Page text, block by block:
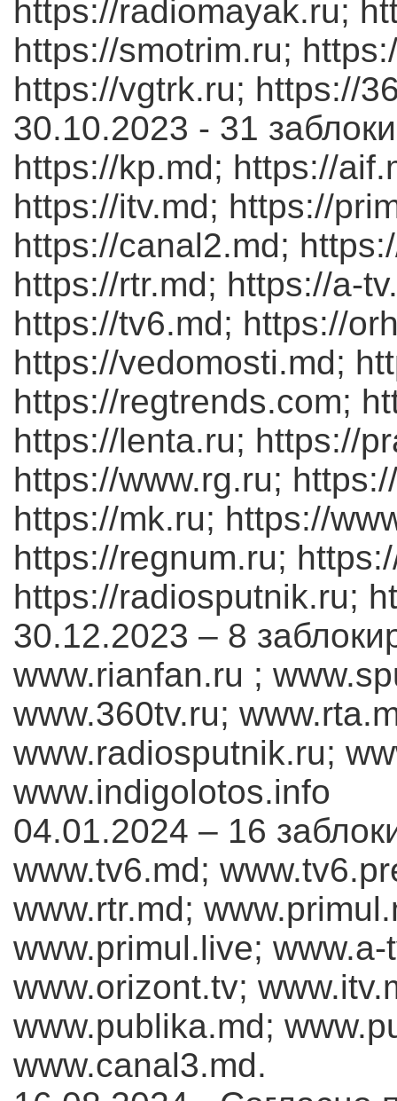
https://radiomayak.ru;
https://smotrim.ru;
https://vgtrk.ru; https://
30.10.2023 - 31
https://kp.md; https://
https://itv.md; https://
https://canal2.md;
https://rtr.md; https://a-
https://tv6.md; https://
https://vedomosti.md;
https://regtrends.com;
https://lenta.ru; https://
https://www.rg.ru;
https://mk.ru; https://
https://regnum.ru;
https://radiosputnik.ru;
30.12.2023 – 8
www.rianfan.ru ;
www.360tv.ru;
www.radiosputnik.ru;
www.indigolotos.info
04.01.2024 – 16
www.tv6.md;
www.rtr.md;
www.primul.live;
www.orizont.tv;
www.publika.md;
www.canal3.md.